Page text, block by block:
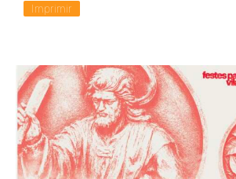
Imprimir